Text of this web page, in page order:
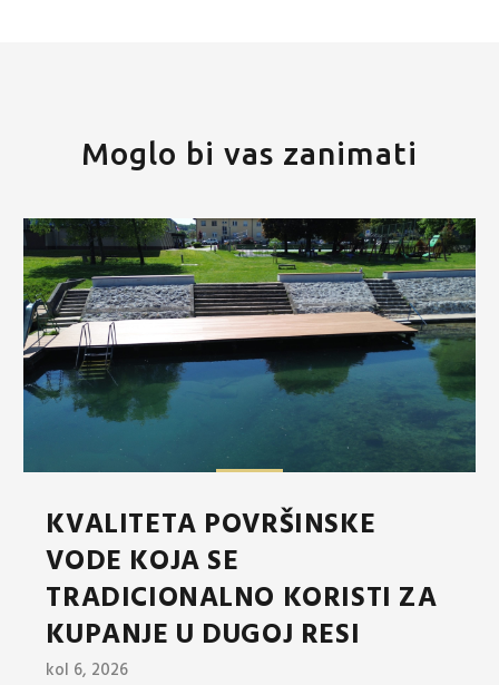
Moglo bi vas zanimati
KVALITETA POVRŠINSKE
VODE KOJA SE
TRADICIONALNO KORISTI ZA
KUPANJE U DUGOJ RESI
kol 6, 2026